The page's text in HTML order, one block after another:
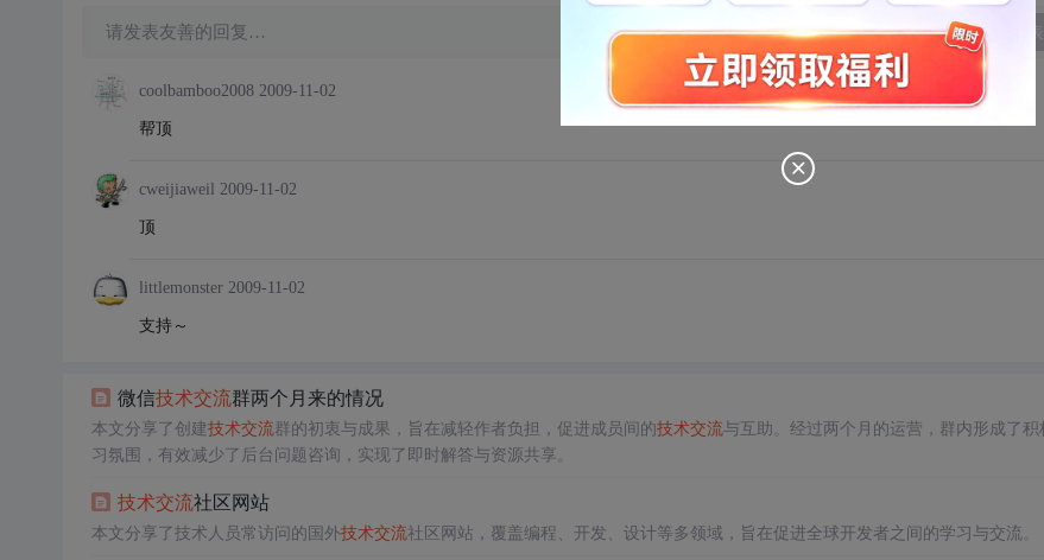
请发表友善的回复…
coolbamboo2008 2009-11-02
帮顶
cweijiaweil 2009-11-02
顶
littlemonster 2009-11-02
支持～
微信技术交流群两个月来的情况
本文分享了创建技术交流群的初衷与成果，旨在减轻作者负担，促进成员间的技术交流与互助。经过两个月的运营，群内形成了积
习氛围，有效减少了后台问题咨询，实现了即时解答与资源共享。
技术交流社区网站
本文分享了技术人员常访问的国外技术交流社区网站，覆盖编程、开发、设计等多领域，旨在促进全球开发者之间的学习与交流。